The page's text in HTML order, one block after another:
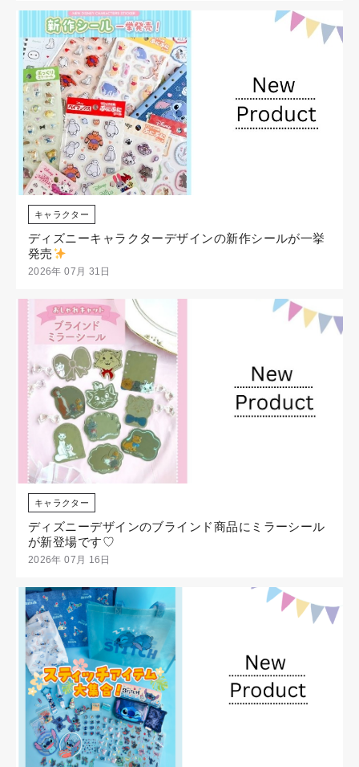
キャラクター
ディズニーキャラクターデザインの新作シールが一挙
発売
2026年 07月 31日
キャラクター
ディズニーデザインのブラインド商品にミラーシール
が新登場です♡
2026年 07月 16日